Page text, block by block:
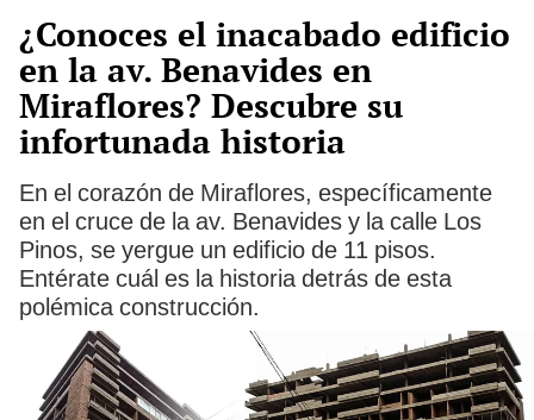
¿Conoces el inacabado edificio
en la av. Benavides en
Miraflores? Descubre su
infortunada historia
En el corazón de Miraflores, específicamente
en el cruce de la av. Benavides y la calle Los
Pinos, se yergue un edificio de 11 pisos.
Entérate cuál es la historia detrás de esta
polémica construcción.